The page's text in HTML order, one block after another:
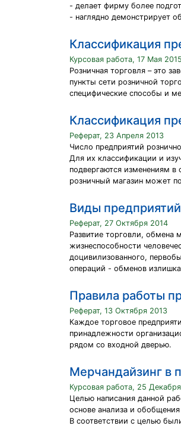
- делает фирму более
- наглядно демонстрирует
Классификация
Курсовая работа, 17 Мая 2015
Розничная торговля – это
пункты сети розничной
специфические способы и
Классификация
Реферат, 23 Апреля 2013
Число предприятий
Для их классификации и
подвергаются изменениям
розничный магазин может
Виды
Реферат, 27 Октября 2014
Развитие торговли,
жизнеспособности
доцивилизованного,
операций - обменов
Правила работы
Реферат, 13 Октября 2013
Каждое торговое
принадлежности
рядом со входной дверью.
Мерчандайзинг в
Курсовая работа, 25
Целью написания данной
основе анализа и
В соответствии с целью